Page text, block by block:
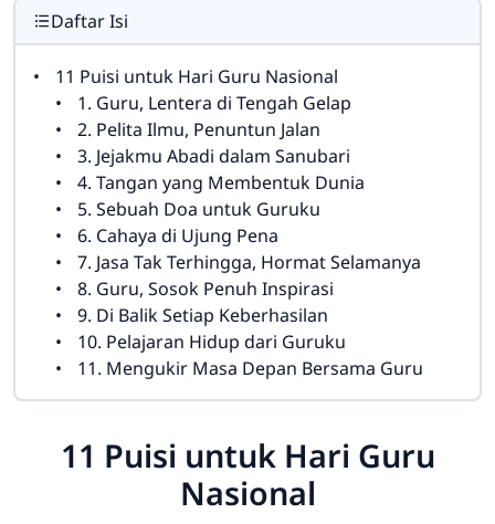
Daftar Isi
11 Puisi untuk Hari Guru Nasional
1. Guru, Lentera di Tengah Gelap
2. Pelita Ilmu, Penuntun Jalan
3. Jejakmu Abadi dalam Sanubari
4. Tangan yang Membentuk Dunia
5. Sebuah Doa untuk Guruku
6. Cahaya di Ujung Pena
7. Jasa Tak Terhingga, Hormat Selamanya
8. Guru, Sosok Penuh Inspirasi
9. Di Balik Setiap Keberhasilan
10. Pelajaran Hidup dari Guruku
11. Mengukir Masa Depan Bersama Guru
11 Puisi untuk Hari Guru
Nasional